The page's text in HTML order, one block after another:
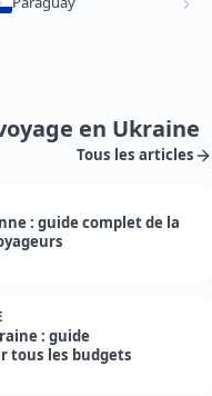
en Ukraine
Tous les articles
: guide complet de la
: guide
tous les budgets